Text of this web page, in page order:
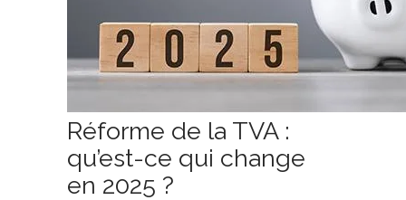
Réforme de la TVA :
qu’est-ce qui change
en 2025 ?